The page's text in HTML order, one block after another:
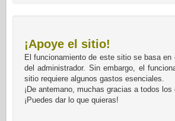
¡Apoye el sitio!
El funcionamiento de este sitio se basa en
del administrador. Sin embargo, el
sitio requiere algunos gastos esenciales.
¡De antemano, muchas gracias a todos los
¡Puedes dar lo que quieras!